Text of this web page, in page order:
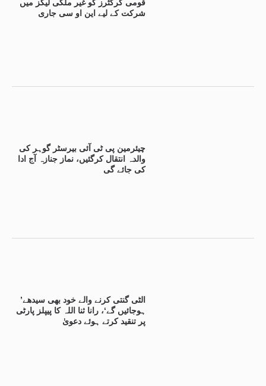
قومی کرکٹرز کو غیر ملکی لیگز میں
شرکت کے لیے این او سی جاری
چیئرمین پی ٹی آئی بیرسٹر گوہر کی
والدہ انتقال کرگئیں، نماز جنازہ آج ادا
کی جائے گی
’الٹی گنتی کرنے والے خود بھی سیدھے
ہوجائیں گے‘، رانا ثنا اللہ کا پیپلز پارٹی
پر تنقید کرتے ہوئے دعویٰ